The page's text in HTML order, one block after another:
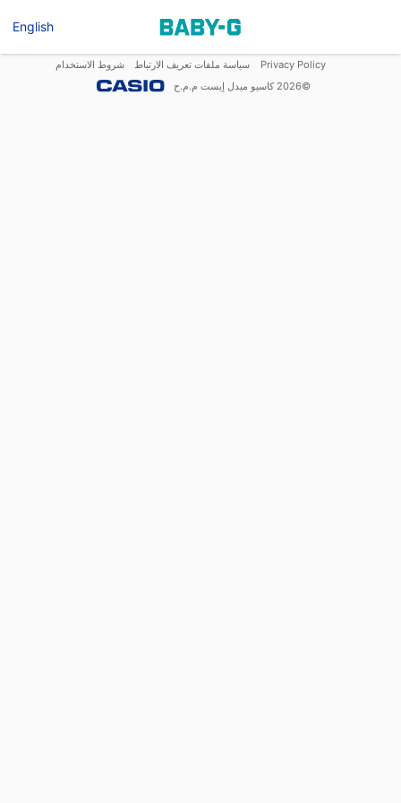
English
Privacy Policy سياسة ملفات تعريف الارتباط
شروط الاستخدام
©
2026 كاسيو ميدل إيست م.م.ح